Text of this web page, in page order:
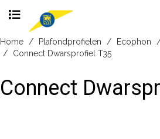
Skip
to
Home Plafondprofielen Ecophon
Connect Dwarsprofiel T35
Connect